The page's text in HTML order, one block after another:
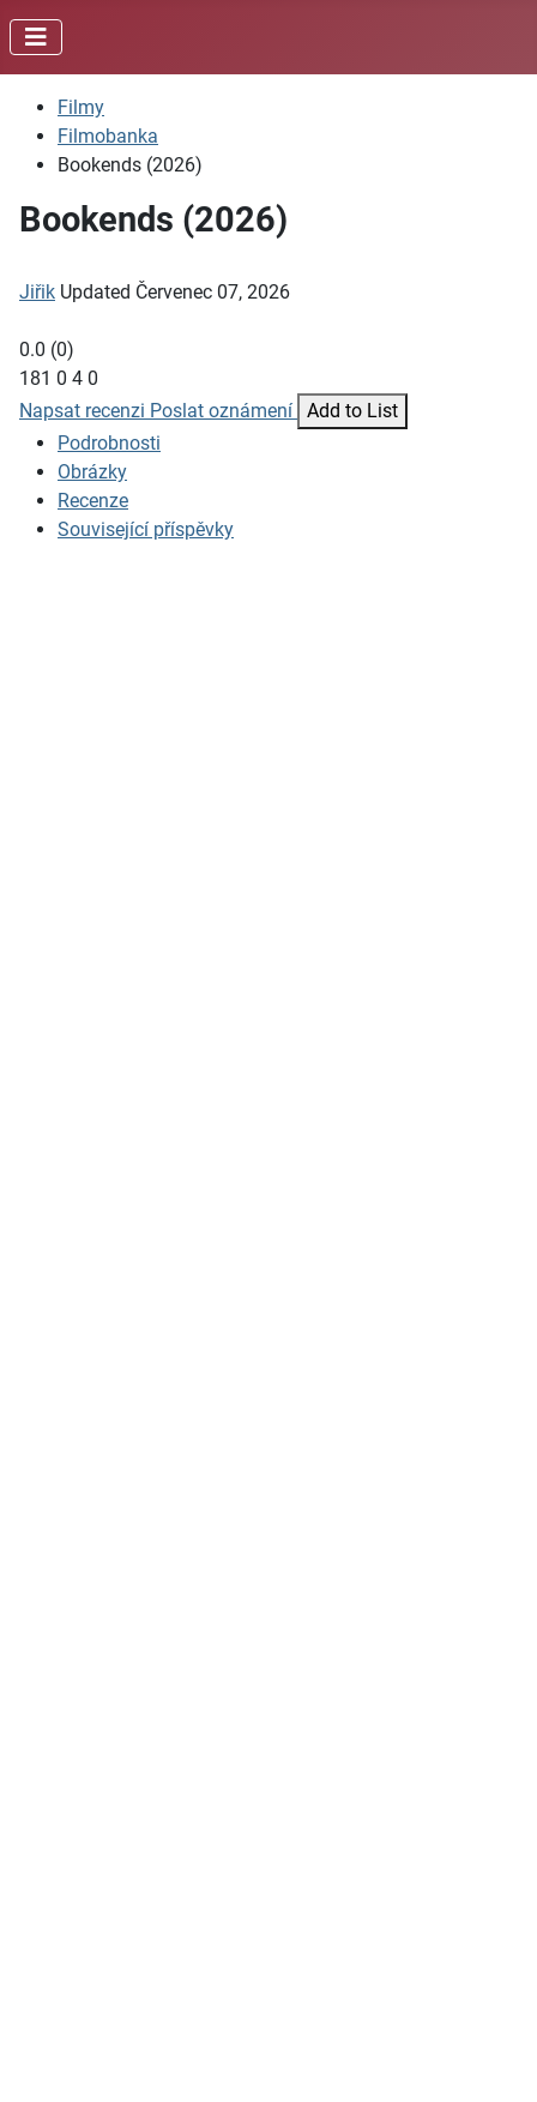
Filmy
Filmobanka
Bookends (2026)
Bookends (2026)
Jiřik Updated Červenec 07, 2026
0.0 (0)
181 0 4 0
Napsat recenzi Poslat oznámení
Add to List
Podrobnosti
Obrázky
Recenze
Související příspěvky